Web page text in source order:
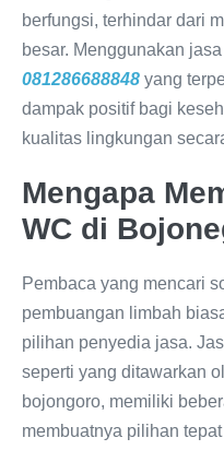
berfungsi, terhindar dari
besar. Menggunakan jasa
081286688848 yang
dampak positif bagi
kualitas lingkungan
Mengapa
WC di
Pembaca yang mencari
pembuangan limbah
pilihan penyedia jasa.
seperti yang ditawarkan
bojongoro, memiliki
membuatnya pilihan